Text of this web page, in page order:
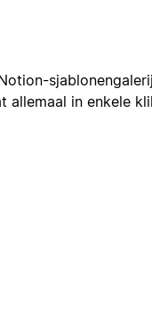
allemaal in enkele